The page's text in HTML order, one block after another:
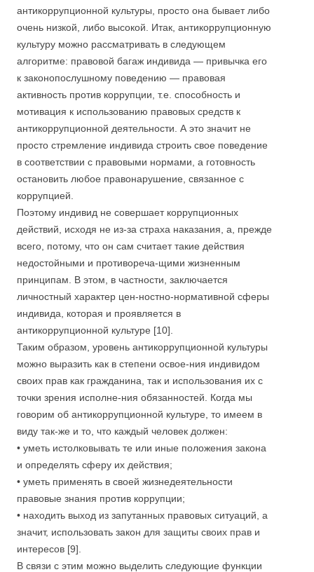
антикоррупционной культуры, просто она бывает либо
очень низкой, либо высокой. Итак, антикоррупционную
культуру можно рассматривать в следующем
алгоритме: правовой багаж индивида — привычка его
к законопослушному поведению — правовая
активность против коррупции, т.е. способность и
мотивация к использованию правовых средств к
антикоррупционной деятельности. А это значит не
просто стремление индивида строить свое поведение
в соответствии с правовыми нормами, а готовность
остановить любое правонарушение, связанное с
коррупцией.
Поэтому индивид не совершает коррупционных
действий, исходя не из-за страха наказания, а, прежде
всего, потому, что он сам считает такие действия
недостойными и противореча-щими жизненным
принципам. В этом, в частности, заключается
личностный характер цен-ностно-нормативной сферы
индивида, которая и проявляется в
антикоррупционной культуре [10].
Таким образом, уровень антикоррупционной культуры
можно выразить как в степени освое-ния индивидом
своих прав как гражданина, так и использования их с
точки зрения исполне-ния обязанностей. Когда мы
говорим об антикоррупционной культуре, то имеем в
виду так-же и то, что каждый человек должен:
• уметь истолковывать те или иные положения закона
и определять сферу их действия;
• уметь применять в своей жизнедеятельности
правовые знания против коррупции;
• находить выход из запутанных правовых ситуаций, а
значит, использовать закон для защиты своих прав и
интересов [9].
В связи с этим можно выделить следующие функции